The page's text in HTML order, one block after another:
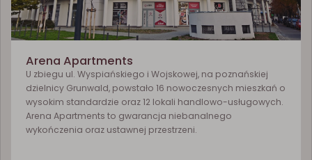
Arena Apartments
U zbiegu ul. Wyspiańskiego i Wojskowej, na poznańskiej
dzielnicy Grunwald, powstało 16 nowoczesnych mieszkań o
wysokim standardzie oraz 12 lokali handlowo-usługowych.
Arena Apartments to gwarancja niebanalnego
wykończenia oraz ustawnej przestrzeni.